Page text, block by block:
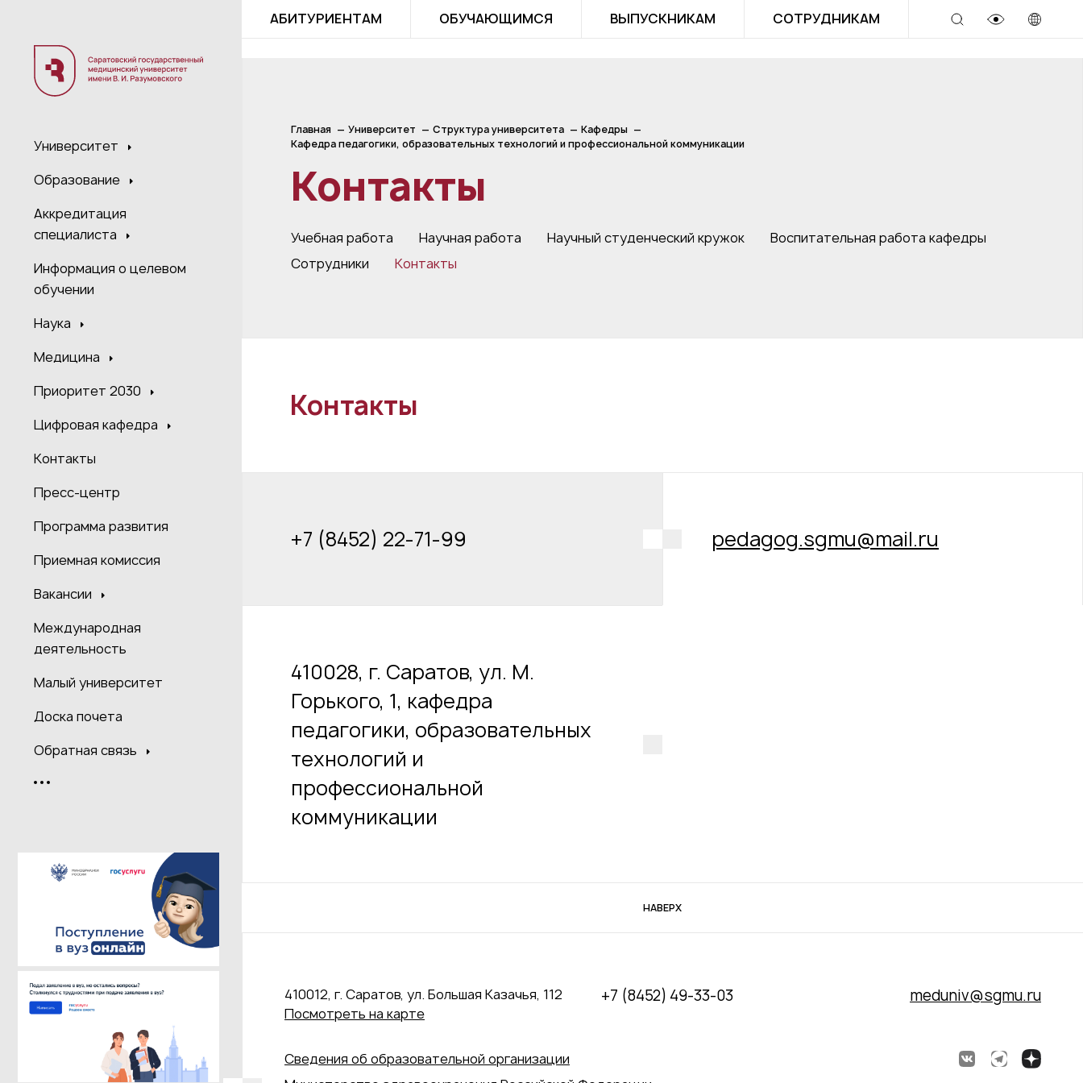
Университет
Образование
Аккредитация
специалиста
Информация о целевом
обучении
Наука
Медицина
Приоритет 2030
Цифровая кафедра
Контакты
Пресс-центр
Программа развития
Приемная комиссия
Вакансии
Международная
деятельность
Малый университет
Доска почета
Обратная связь
АБИТУРИЕНТАМ ОБУЧАЮЩИМСЯ ВЫПУСКНИКАМ СОТРУДНИКАМ
Главная Университет Структура университета
Кафедры
Кафедра педагогики, образовательных технологий и профессиональной коммуникации
Контакты
Учебная работа Научная работа Научный студенческий кружок
Воспитательная работа кафедры
Сотрудники
Контакты
Контакты
+7 (8452) 22-71-99 pedagog.sgmu@mail.ru
410028, г. Саратов, ул. М.
Горького, 1, кафедра
педагогики, образовательных
технологий и
профессиональной
коммуникации
НАВЕРХ
410012, г. Саратов, ул. Большая Казачья, 112
Посмотреть на карте
+7 (8452) 49-33-03 meduniv@sgmu.ru
Сведения об образовательной организации